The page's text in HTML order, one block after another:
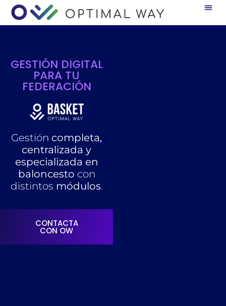
GESTIÓN DIGITAL
PARA TU
FEDERACIÓN
Gestión completa,
centralizada y
especializada en
baloncesto con
distintos módulos.
CONTACTA
CON OW